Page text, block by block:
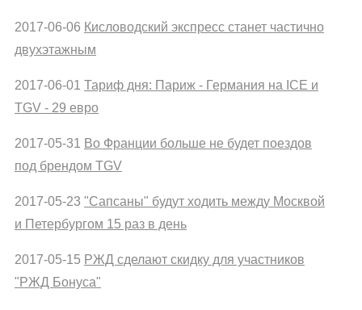
2017-06-06 Кисловодский экспресс станет частично
двухэтажным
2017-06-01 Тариф дня: Париж - Германия на ICE и
TGV - 29 евро
2017-05-31 Во Франции больше не будет поездов
под брендом TGV
2017-05-23 "Сапсаны" будут ходить между Москвой
и Петербургом 15 раз в день
2017-05-15 РЖД сделают скидку для участников
"РЖД Бонуса"